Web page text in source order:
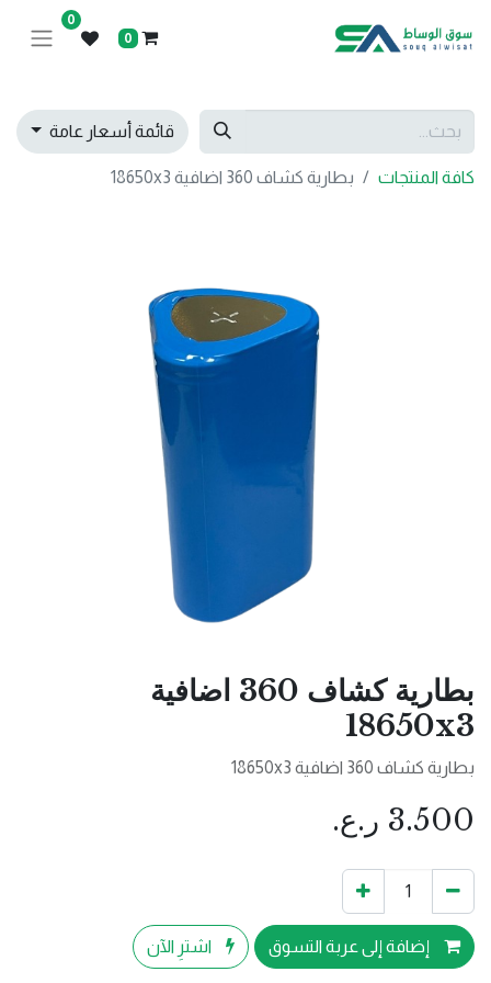
0
0
قائمة أسعار عامة
كافة المنتجات بطارية كشاف 360 اضافية 18650x3
بطارية كشاف 360 اضافية
18650x3
بطارية كشاف 360 اضافية 18650x3
3.500 ر.ع.
إضافة إلى عربة التسوق اشترِ الآن